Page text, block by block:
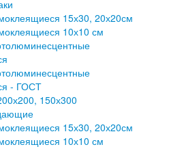
15х30, 20х20см
10х10 см
- ГОСТ
150х300
15х30, 20х20см
10х10 см